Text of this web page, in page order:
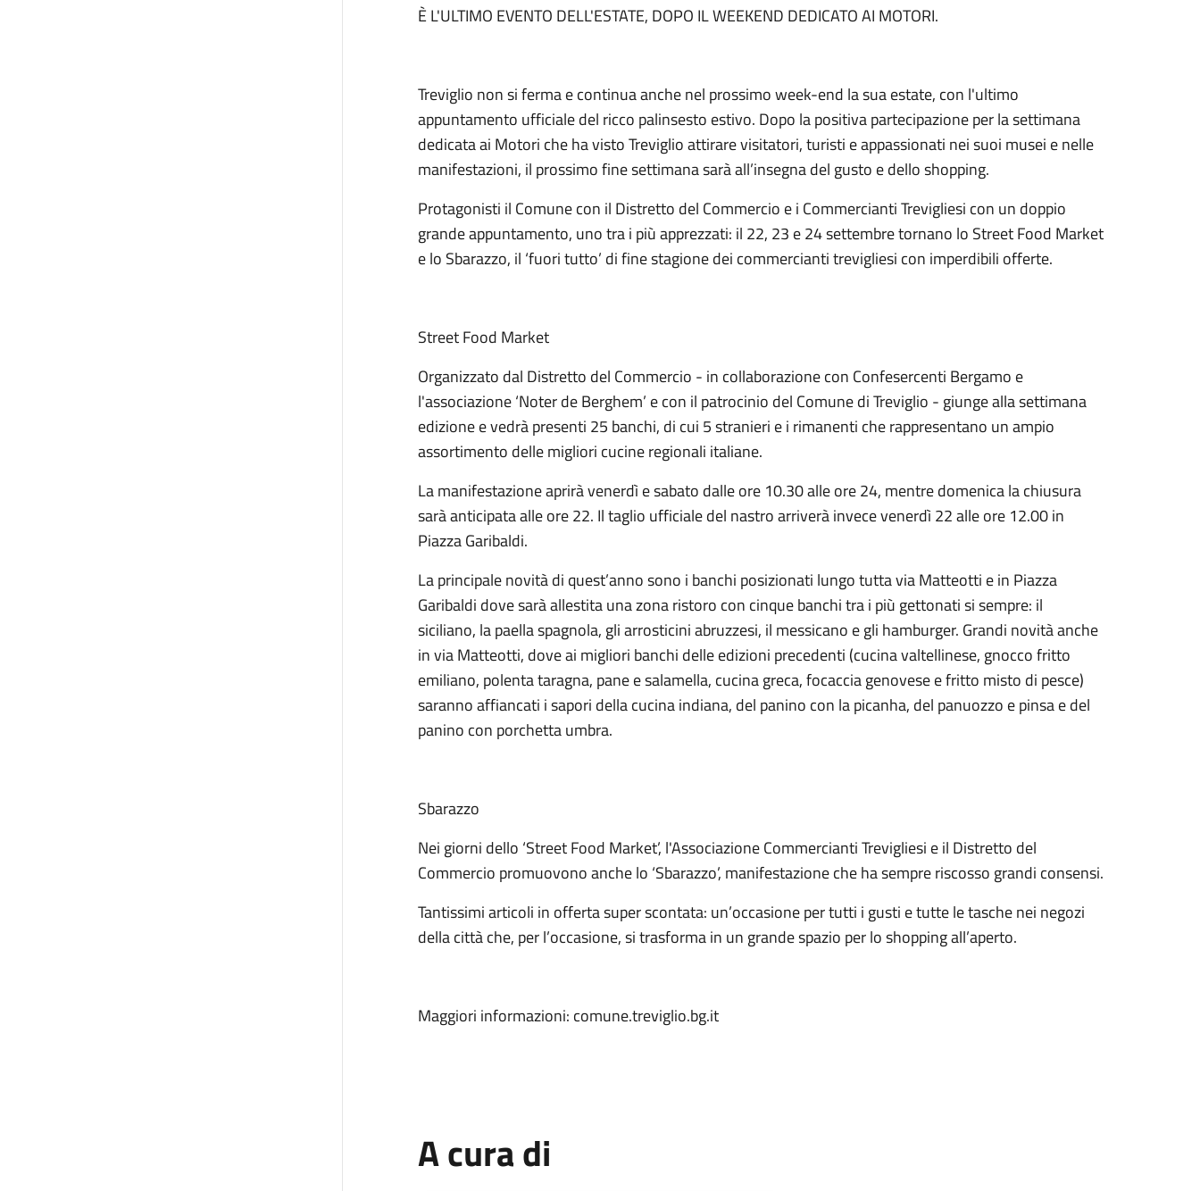
È L'ULTIMO EVENTO DELL'ESTATE, DOPO IL WEEKEND DEDICATO AI MOTORI.
Treviglio non si ferma e continua anche nel prossimo week-end la sua estate, con l'ultimo
appuntamento ufficiale del ricco palinsesto estivo. Dopo la positiva partecipazione per la settimana
dedicata ai Motori che ha visto Treviglio attirare visitatori, turisti e appassionati nei suoi musei e nelle
manifestazioni, il prossimo fine settimana sarà all’insegna del gusto e dello shopping.
Protagonisti il Comune con il Distretto del Commercio e i Commercianti Trevigliesi con un doppio
grande appuntamento, uno tra i più apprezzati: il 22, 23 e 24 settembre tornano lo Street Food Market
e lo Sbarazzo, il ‘fuori tutto’ di fine stagione dei commercianti trevigliesi con imperdibili offerte.
Street Food Market
Organizzato dal Distretto del Commercio - in collaborazione con Confesercenti Bergamo e
l'associazione ‘Noter de Berghem’ e con il patrocinio del Comune di Treviglio - giunge alla settimana
edizione e vedrà presenti 25 banchi, di cui 5 stranieri e i rimanenti che rappresentano un ampio
assortimento delle migliori cucine regionali italiane.
La manifestazione aprirà venerdì e sabato dalle ore 10.30 alle ore 24, mentre domenica la chiusura
sarà anticipata alle ore 22. Il taglio ufficiale del nastro arriverà invece venerdì 22 alle ore 12.00 in
Piazza Garibaldi.
La principale novità di quest’anno sono i banchi posizionati lungo tutta via Matteotti e in Piazza
Garibaldi dove sarà allestita una zona ristoro con cinque banchi tra i più gettonati si sempre: il
siciliano, la paella spagnola, gli arrosticini abruzzesi, il messicano e gli hamburger. Grandi novità anche
in via Matteotti, dove ai migliori banchi delle edizioni precedenti (cucina valtellinese, gnocco fritto
emiliano, polenta taragna, pane e salamella, cucina greca, focaccia genovese e fritto misto di pesce)
saranno affiancati i sapori della cucina indiana, del panino con la picanha, del panuozzo e pinsa e del
panino con porchetta umbra.
Sbarazzo
Nei giorni dello ‘Street Food Market’, l'Associazione Commercianti Trevigliesi e il Distretto del
Commercio promuovono anche lo ‘Sbarazzo’, manifestazione che ha sempre riscosso grandi consensi.
Tantissimi articoli in offerta super scontata: un’occasione per tutti i gusti e tutte le tasche nei negozi
della città che, per l’occasione, si trasforma in un grande spazio per lo shopping all’aperto.
Maggiori informazioni: comune.treviglio.bg.it
A cura di